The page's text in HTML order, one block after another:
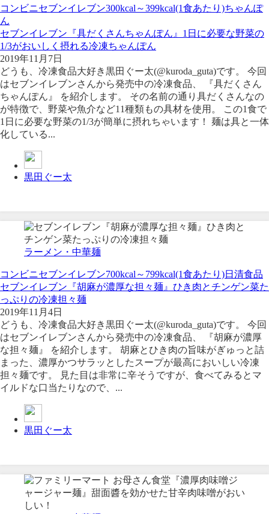
コンビニセブンイレブン300kcal～399kcal(1食あたり)ちゃんぽ
ん
セブンイレブン『具だくさんちゃんぽん』1日に必要な野菜の
1/3がおいしく摂れる冷凍ちゃんぽん
2019年11月7日
どうも、冷凍食品大好き黒田ぐー太(@kuroda_guta)です。 今回
はセブンイレブンさんから発売中の冷凍食品、 『具だくさん
ちゃんぽん』 を紹介します。 その名前の通り具だくさんなの
が特徴で、野菜や魚介など11種類もの具材を使用。 この1食で
1日に必要な野菜の1/3が簡単に摂れちゃいます！ 麺は具と一体
化している...
黒田ぐー太
ラーメン・中華麺
コンビニセブンイレブン700kcal～799kcal(1食あたり)日清食品
セブンイレブン『胡麻が濃厚な担々麺』ひき肉とチンゲン菜た
っぷりの冷凍担々麺
2019年11月4日
どうも、冷凍食品大好き黒田ぐー太(@kuroda_guta)です。 今回
はセブンイレブンさんから発売中の冷凍食品、 『胡麻が濃厚
な担々麺』 を紹介します。 胡麻とひき肉の旨味がぎゅっと詰
まった、濃厚かつサラッとしたスープが最高においしい冷凍
担々麺です。 見た目は非常に辛そうですが、食べてみるとマ
イルドな口当たりなので、...
黒田ぐー太